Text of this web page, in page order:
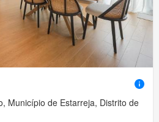
Município de Estarreja, Distrito de